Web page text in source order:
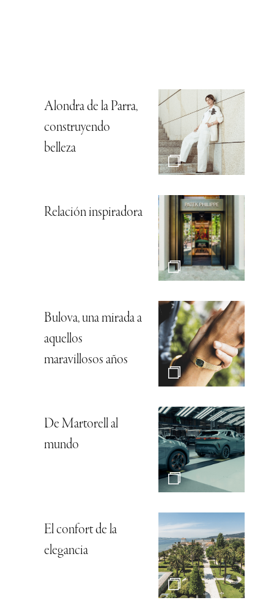
Alondra de la Parra,
construyendo
belleza
Relación inspiradora
Bulova, una mirada a
aquellos
maravillosos años
De Martorell al
mundo
El confort de la
elegancia